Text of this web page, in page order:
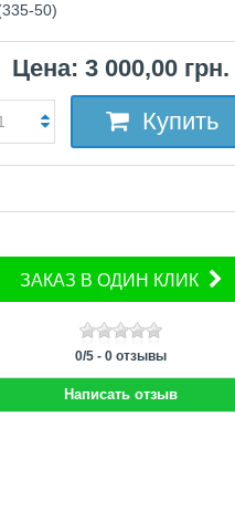
50)
Цена: 3 000,00 грн.
Купить
ЗАКАЗ В ОДИН КЛИК
0/5 - 0 отзывы
Написать отзыв